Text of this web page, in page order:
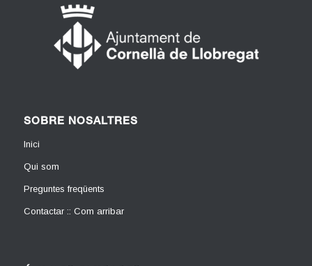
SOBRE NOSALTRES
Inici
Qui som
Preguntes freqüents
Contactar :: Com arribar